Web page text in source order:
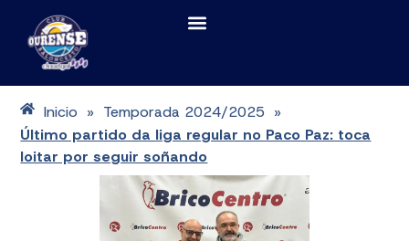
Inicio » Temporada 2024/2025 »
Último partido da liga regular no Paco Paz: toca
loitar por seguir soñando